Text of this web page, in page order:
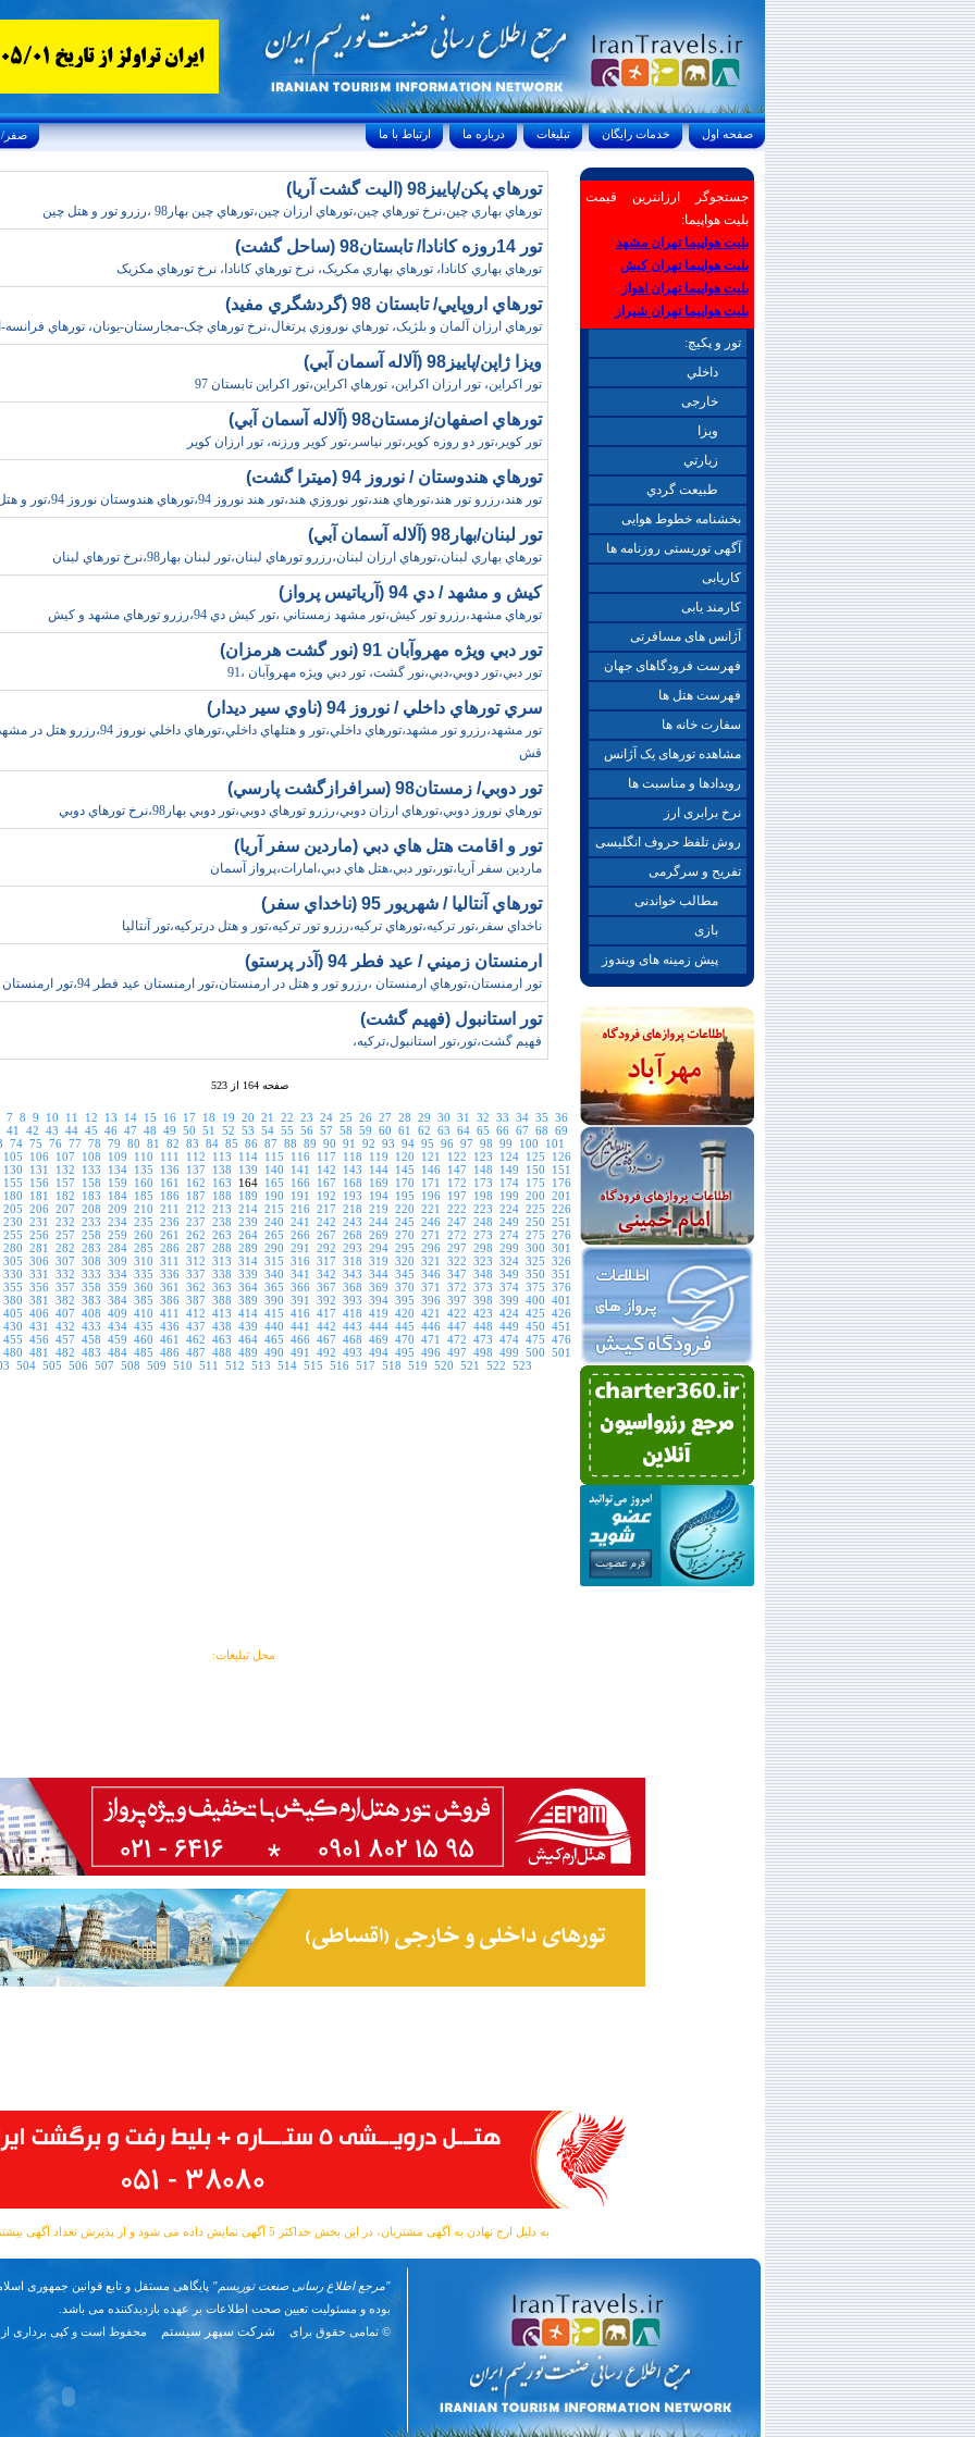
Saturday, August 8, 2026 25/صفر/1448 ارتباط با ما درباره ما تبليغات خدمات رايگان صفحه اول
تورهاي پکن/پاييز98 (اليت گشت آريا)
تورهاي بهاري چين،نرخ تورهاي چين،تورهاي ارزان چين،تورهاي چين بهار98 ،رزرو تور و هتل چين
تور 14روزه کانادا/ تابستان98 (ساحل گشت)
تورهاي بهاري کانادا، تورهاي بهاري مکريک، نرخ تورهاي کانادا، نرخ تورهاي مکزيک
تورهاي اروپايي/ تابستان 98 (گردشگري مفيد)
تورهاي ارزان آلمان و بلژيک، تورهاي نوروزي پرتغال،نرخ تورهاي چک-مجارستان-يونان، تورهاي فرانسه-
ويزا ژاپن/پاييز98 (آلاله آسمان آبي)
تور اکراين، تور ارزان اکراين، تورهاي اکراين،تور اکراين تابستان 97
تورهاي اصفهان/زمستان98 (آلاله آسمان آبي)
تور کوير،تور دو روزه کوير،تور نياسر،تور کوير ورزنه، تور ارزان کوير
تورهاي هندوستان / نوروز 94 (ميترا گشت)
تور هند،رزرو تور هند،تورهاي هند،تور نوروزي هند،تور هند نوروز 94،تورهاي هندوستان نوروز 94،تور و هتل د
تور لبنان/بهار98 (آلاله آسمان آبي)
تورهاي بهاري لبنان،تورهاي ارزان لبنان،رزرو تورهاي لبنان،تور لبنان بهار98،نرخ تورهاي لبنان
کيش و مشهد / دي 94 (آرياتيس پرواز)
تورهاي مشهد،رزرو تور کيش،تور مشهد زمستاني ،تور کيش دي 94،رزرو تورهاي مشهد و کيش
تور دبي ويژه مهروآبان 91 (نور گشت هرمزان)
تور دبي،تور دوبي،دبي،نور گشت، تور دبي ويژه مهروآبان ،91
سري تورهاي داخلي / نوروز 94 (ناوي سير ديدار)
تور مشهد،رزرو تور مشهد،تورهاي داخلي،تور و هتلهاي داخلي،تورهاي داخلي نوروز
قش
تور دوبي/ زمستان98 (سرافرازگشت پارسي)
تورهاي نوروز دوبي،تورهاي ارزان دوبي،رزرو تورهاي دوبي،تور دوبي بهار98،نرخ تورهاي دوبي
تور و اقامت هتل هاي دبي (ماردين سفر آريا)
ماردين سفر آريا،تور،تور دبي،هتل هاي دبي،امارات،پرواز آسمان
تورهاي آنتاليا / شهريور 95 (ناخداي سفر)
ناخداي سفر،تور ترکيه،تورهاي ترکيه،رزرو تور ترکيه،تور و هتل درترکيه،تور آنتاليا
ارمنستان زميني / عيد فطر 94 (آذر پرستو)
تور ارمنستان،تورهاي ارمنستان ،رزرو تور و هتل در ارمنستان،تور ارمنستان عيد فطر 94،تور ارمنستان زميني
تور استانبول (فهيم گشت)
فهيم گشت،تور،تور استانبول،ترکيه،
صفحه 164 از 523
7 8 9 10 11 12 13 14 15 16 17 18 19 20 21 22 23 24 25 26 27 28 29 30 31 32 33 34 35 36
41
42 43 44 45 46 47 48 49 50 51 52 53 54 55 56 57 58 59 60 61 62 63 64 65 66 67 68 69
74 75 76 77 78 79 80 81 82 83 84 85 86 87 88 89 90 91 92 93 94 95 96 97 98 99 100
101
105
106 107 108 109 110 111 112 113 114 115 116 117 118 119 120 121 122 123 124 125
126
130
131 132 133 134 135 136 137 138 139 140 141 142 143 144 145 146 147 148 149 150
151
155
156 157 158 159 160 161 162 163 164 165 166 167 168 169 170 171 172 173 174 175
176
180
181 182 183 184 185 186 187 188 189 190 191 192 193 194 195 196 197 198 199 200 201
205 206 207 208 209 210 211 212 213 214 215 216 217 218 219 220 221 222 223 224 225 226
230 231 232 233 234 235 236 237 238 239 240 241 242 243 244 245 246 247 248 249 250 251
255 256 257 258 259 260 261 262 263 264 265 266 267 268 269 270 271 272 273 274 275 276
280 281 282 283 284 285 286 287 288 289 290 291 292 293 294 295 296 297 298 299 300 301
305 306 307 308 309 310 311 312 313 314 315 316 317 318 319 320 321 322 323 324 325 326
330 331 332 333 334 335 336 337 338 339 340 341 342 343 344 345 346 347 348 349 350 351
355 356 357 358 359 360 361 362 363 364 365 366 367 368 369 370 371 372 373 374 375 376
380 381 382 383 384 385 386 387 388 389 390 391 392 393 394 395 396 397 398 399 400 401
405 406 407 408 409 410 411 412 413 414 415 416 417 418 419 420 421 422 423 424 425 426
430 431 432 433 434 435 436 437 438 439 440 441 442 443 444 445 446 447 448 449 450 451
455 456 457 458 459 460 461 462 463 464 465 466 467 468 469 470 471 472 473 474 475 476
480 481 482 483 484 485 486 487 488 489 490 491 492 493 494 495 496 497 498 499 500 501
504 505 506 507 508 509 510 511 512 513 514 515 516 517 518 519 520 521 522 523
جستجوگر ارزانترین قیمت
بلیت هواپیما:
بلیت هواپیما تهران مشهد
بلیت هواپیما تهران کیش
بلیت هواپیما تهران اهواز
بلیت هواپیما تهران شیراز
تور و پکیچ:
داخلي
خارجی
ويزا
زيارتي
طبيعت گردي
بخشنامه خطوط هوایی
آگهی توریستی روزنامه ها
کاریابی
کارمند یابی
آژانس های مسافرتی
فهرست فرودگاهای جهان
فهرست هتل ها
سفارت خانه ها
مشاهده تورهای یک آژانس
رویدادها و مناسبت ها
نرخ برابری ارز
روش تلفظ حروف انگلیسی
تفریح و سرگرمی
مطالب خواندنی
بازی
پیش زمینه های ویندوز
محل تبلیغات:
به دلیل ارج نهادن به آگهی مشتریان، در این بخش حداکثر 5 آگهی نمایش داده می شود و از پذیرش تعداد آگهی بیشتر معذوریم.
"مرجع اطلاع رسانی صنعت توریسم" پایگاهی مستقل و تابع قوانین جمهوری
بوده و مسئوليت تعیین صحت اطلاعات بر عهده بازدیدکننده می باشد.
© تمامی حقوق برای
شرکت سپهر سیستم محفوظ است و کپی برداری